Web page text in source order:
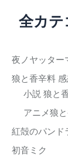
象全カテ
夜ノヤッター
狼と香辛料
小説 狼と
アニメ狼
紅殻のパンド
初音ミク